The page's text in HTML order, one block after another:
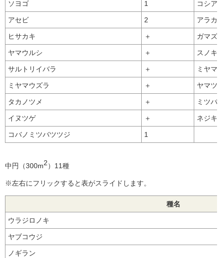
ソヨゴ 1 コシア
アセビ 2 アラカ
ヒサカキ ＋ ガマズ
ヤマウルシ ＋ スノキ
サルトリイバラ ＋ ミヤマ
ミヤマウズラ ＋ ヤマツ
タカノツメ ＋ ミツバ
イヌツゲ ＋ ネジキ
コバノミツバツツジ 1
中円（300m2）11種
※左右にフリックすると表がスライドします。
種名
ウラジロノキ
ヤブコウジ
ノギラン